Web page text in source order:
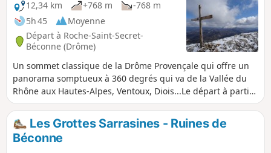
12,34 km
+768 m
-768 m
5h 45
Moyenne
Départ à Roche-Saint-Secret-
Béconne (Drôme)
Un sommet classique de la Drôme Provençale qui offre un
panorama somptueux à 360 degrés qui va de la Vallée du
Rhône aux Hautes-Alpes, Ventoux, Diois...Le départ à partir
du gîte de Fontlargias, présente un itinéraire en boucle
raccourci par rapport à d'autres propositions, sur de bons
sentiers et sans difficultés techniques.
Les Grottes Sarrasines - Ruines de
Béconne